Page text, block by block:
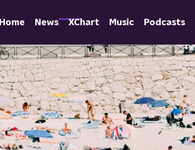
Home News XChart Music Podcasts